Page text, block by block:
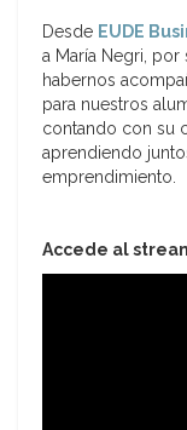
Desde EUDE
a María Negri,
habernos
para nuestros
contando con su
aprendiendo
emprendimiento.
Accede al